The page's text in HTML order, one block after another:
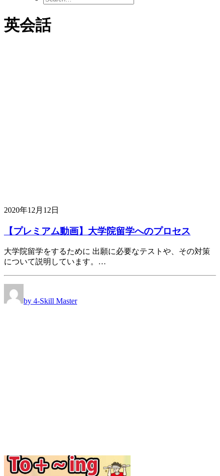
英会話
2020年12月12日
【プレミアム動画】大学院留学へのプロセス
大学院留学をするために 出願に必要なテストや、その対策
について説明しています。…
by 4-Skill Master